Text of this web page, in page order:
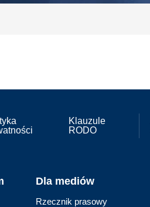
Klauzule
RODO
Dla mediów
Rzecznik prasowy